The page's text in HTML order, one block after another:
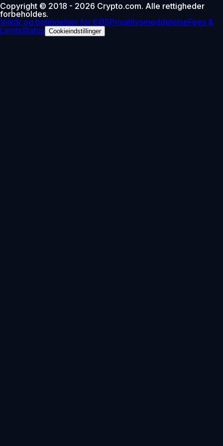
Copyright © 2018 - 2026 Crypto.com. Alle rettigheder
forbeholdes.
Vilkår og betingelser for EØSPrivatlivsmeddelelseFees &
LimitsStatus Cookieindstillinger